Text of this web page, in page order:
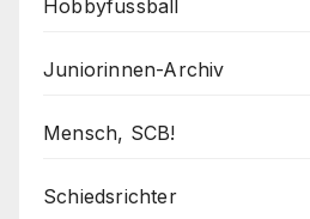
Hobbyfussball
Juniorinnen-Archiv
Mensch, SCB!
Schiedsrichter